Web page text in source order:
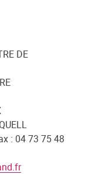
DE
: 04 73 75 48